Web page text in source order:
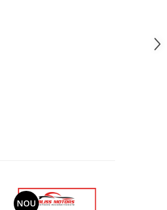
NOU